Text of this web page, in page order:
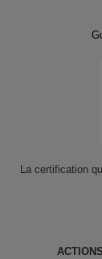
La certification